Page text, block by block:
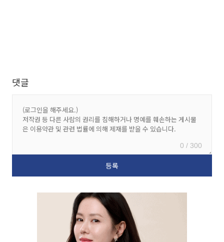
댓글
0 / 300